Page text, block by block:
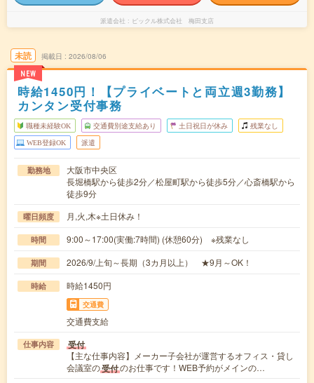
派遣会社 ピックル株式会社 梅田支店
未読
NEW
掲載日 2026/08/06
時給1450円！【プライベートと両立週3勤務】
カンタン受付事務
職種未経験OK 交通費別途支給あり 土日祝日が休み 残業なし
WEB登録OK 派遣
勤務地
大阪市中央区
長堀橋駅から徒歩2分／松屋町駅から徒歩5分／心斎橋駅から
徒歩9分
曜日頻度 月,火,木※土日休み！
時間 9:00～17:00(実働:7時間) (休憩60分) ※残業なし
期間 2026/9/上旬～長期（3カ月以上） ★9月～OK！
時給 時給1450円
交通費
交通費支給
仕事内容 受付
【主な仕事内容】メーカー子会社が運営するオフィス・貸し
会議室の受付のお仕事です！WEB予約がメインの…